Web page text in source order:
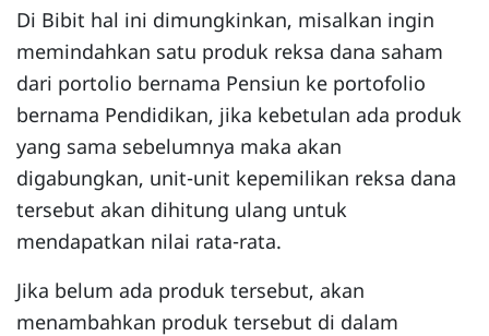
Di Bibit hal ini dimungkinkan, misalkan ingin
memindahkan satu produk reksa dana saham
dari portolio bernama Pensiun ke portofolio
bernama Pendidikan, jika kebetulan ada produk
yang sama sebelumnya maka akan
digabungkan, unit-unit kepemilikan reksa dana
tersebut akan dihitung ulang untuk
mendapatkan nilai rata-rata.
Jika belum ada produk tersebut, akan
menambahkan produk tersebut di dalam